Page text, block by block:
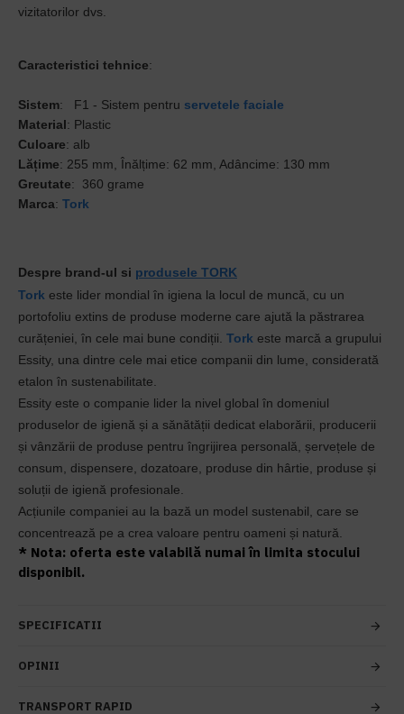
vizitatorilor dvs.
Caracteristici tehnice:
Sistem: F1 - Sistem pentru servetele faciale
Material: Plastic
Culoare: alb
Lățime: 255 mm, Înălțime: 62 mm, Adâncime: 130 mm
Greutate: 360 grame
Marca: Tork
Despre brand-ul si produsele TORK
Tork este lider mondial în igiena la locul de muncă, cu un
portofoliu extins de produse moderne care ajută la păstrarea
curățeniei, în cele mai bune condiții. Tork este marcă a grupului
Essity, una dintre cele mai etice companii din lume, considerată
etalon în sustenabilitate.
Essity este o companie lider la nivel global în domeniul
produselor de igienă și a sănătății dedicat elaborării, producerii
și vânzării de produse pentru îngrijirea personală, șervețele de
consum, dispensere, dozatoare, produse din hârtie, produse și
soluții de igienă profesionale.
Acțiunile companiei au la bază un model sustenabil, care se
concentrează pe a crea valoare pentru oameni și natură.
* Nota: oferta este valabilă numai în limita stocului
disponibil.
SPECIFICATII
OPINII
TRANSPORT RAPID